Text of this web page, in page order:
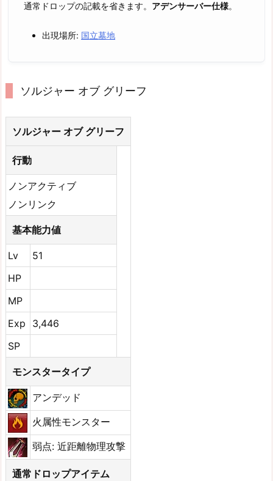
通常ドロップの記載を省きます。 アデンサーバー仕様。
出現場所: 国立墓地
ソルジャー オブ グリーフ
ソルジャー オブ グリーフ
行動
ノンアクティブ
ノンリンク
基本能力値
Lv
51
HP
MP
Exp
3,446
SP
モンスタータイプ
アンデッド
火属性モンスター
弱点: 近距離物理攻撃
通常ドロップアイテム